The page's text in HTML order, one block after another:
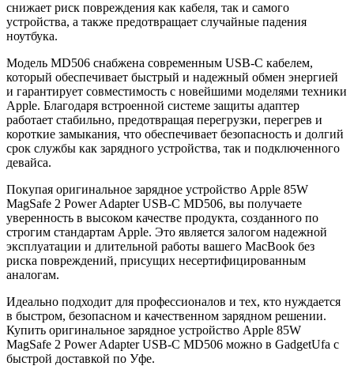
снижает риск повреждения как кабеля, так и самого
устройства, а также предотвращает случайные падения
ноутбука.
Модель MD506 снабжена современным USB-C кабелем,
который обеспечивает быстрый и надежный обмен энергией
и гарантирует совместимость с новейшими моделями техники
Apple. Благодаря встроенной системе защиты адаптер
работает стабильно, предотвращая перегрузки, перегрев и
короткие замыкания, что обеспечивает безопасность и долгий
срок службы как зарядного устройства, так и подключенного
девайса.
Покупая оригинальное зарядное устройство Apple 85W
MagSafe 2 Power Adapter USB-C MD506, вы получаете
уверенность в высоком качестве продукта, созданного по
строгим стандартам Apple. Это является залогом надежной
эксплуатации и длительной работы вашего MacBook без
риска повреждений, присущих несертифицированным
аналогам.
Идеально подходит для профессионалов и тех, кто нуждается
в быстром, безопасном и качественном зарядном решении.
Купить оригинальное зарядное устройство Apple 85W
MagSafe 2 Power Adapter USB-C MD506 можно в GadgetUfa с
быстрой доставкой по Уфе.